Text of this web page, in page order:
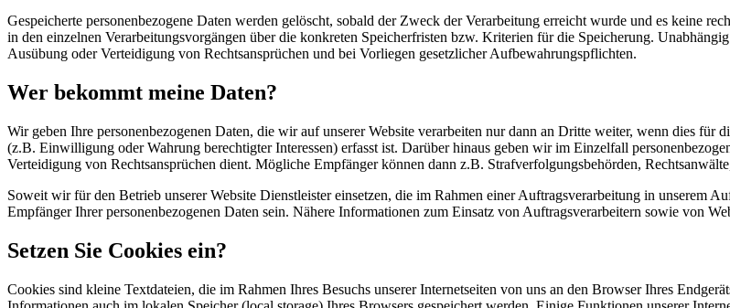
Gespeicherte personenbezogene Daten werden gelöscht, sobald der Zweck der Verarbeitung erreicht wurde und es keine
in den einzelnen Verarbeitungsvorgängen über die konkreten Speicherfristen bzw. Kriterien für die Speicherung.
Ausübung oder Verteidigung von Rechtsansprüchen und bei Vorliegen gesetzlicher Aufbewahrungspflichten.
Wer bekommt meine Daten?
Wir geben Ihre personenbezogenen Daten, die wir auf unserer Website verarbeiten nur dann an Dritte weiter, wenn dies
(z.B. Einwilligung oder Wahrung berechtigter Interessen) erfasst ist. Darüber hinaus geben wir im Einzelfall
Verteidigung von Rechtsansprüchen dient. Mögliche Empfänger können dann z.B. Strafverfolgungsbehörden,
Soweit wir für den Betrieb unserer Website Dienstleister einsetzen, die im Rahmen einer Auftragsverarbeitung in unserem
Empfänger Ihrer personenbezogenen Daten sein. Nähere Informationen zum Einsatz von Auftragsverarbeitern sowie von
Setzen Sie Cookies ein?
Cookies sind kleine Textdateien, die im Rahmen Ihres Besuchs unserer Internetseiten von uns an den Browser Ihres